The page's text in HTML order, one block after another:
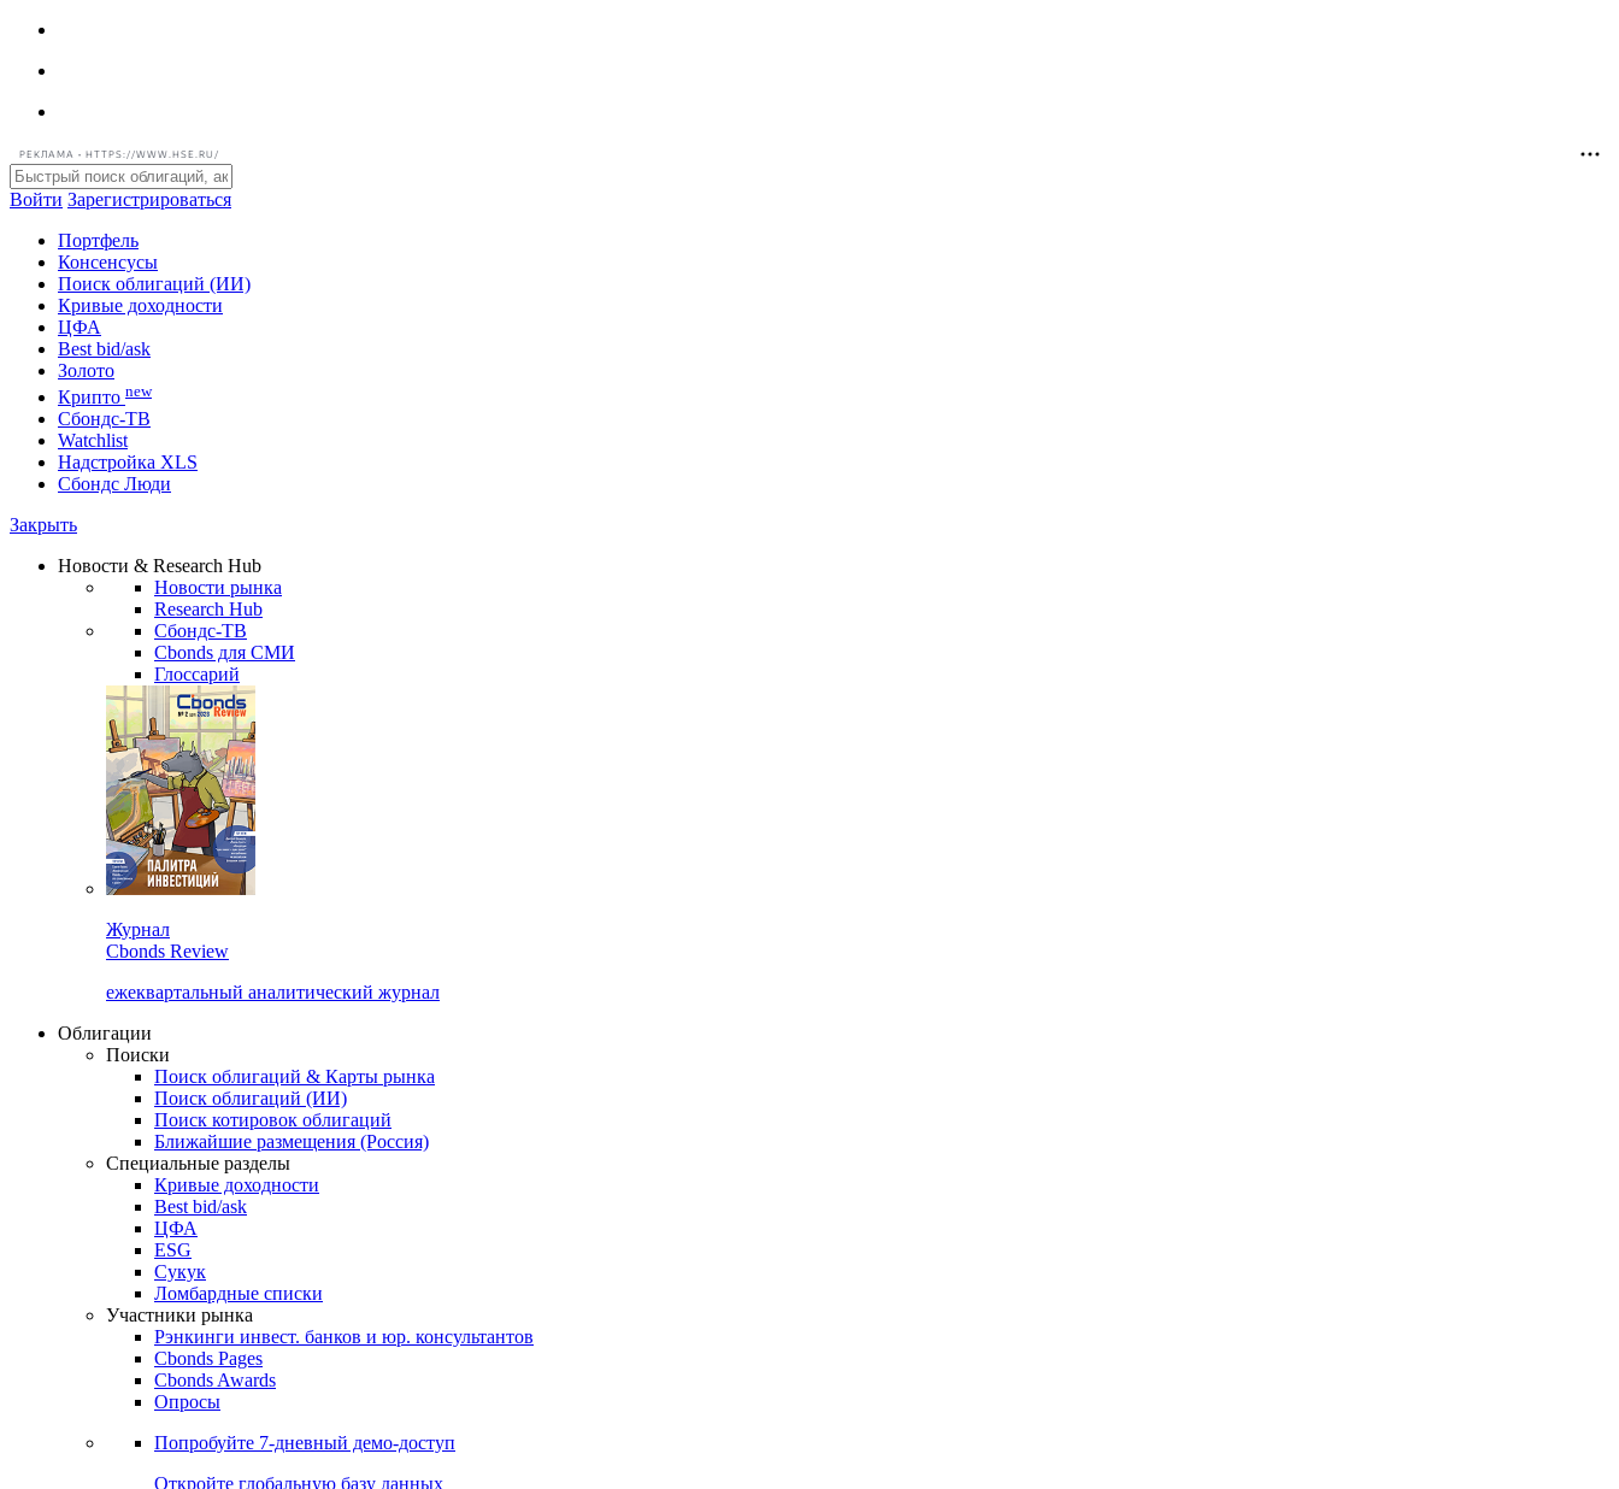
РЕКЛАМА • HTTPS://WWW.HSE.RU/
Войти Зарегистрироваться
Портфель
Консенсусы
Поиск облигаций (ИИ)
Кривые доходности
ЦФА
Best bid/ask
Золото
Криптоnew
Сбондс-ТВ
Надстройка XLS
Сбондс Люди
Новости & Research Hub
Новости рынка
Research Hub
Сбондс-ТВ
Cbonds для СМИ
Глоссарий
Журнал
Cbonds Review
ежеквартальный аналитический журнал
Облигации
Поиски
Поиск облигаций & Карты рынка
Поиск облигаций (ИИ)
Поиск котировок облигаций
Ближайшие размещения (Россия)
Специальные разделы
Кривые доходности
Best bid/ask
ЦФА
ESG
Сукук
Ломбардные списки
Участники рынка
Рэнкинги инвест. банков и юр. консультантов
Cbonds Pages
Cbonds Awards
Опросы